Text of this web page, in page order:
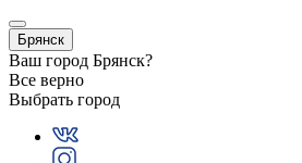
Брянск
Ваш город Брянск?
Все верно
Выбрать город